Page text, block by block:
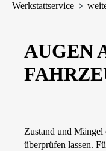
Werkstattservice
AUGEN
Zustand und Mängel
überprüfen lassen.